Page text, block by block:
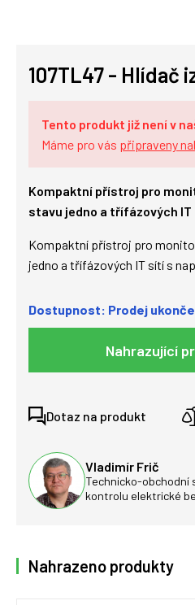
107TL47 - Hlídač
Tento produkt již není v
Máme pro vás připraveny
Kompaktní přístroj pro
stavu jedno a třífázových
Kompaktní přístroj pro
jedno a třífázových IT sítí s
Dostupnost: Prodej
Nahrazující
Dotaz na produkt
Vladimír Frič
Technicko-obchodní
kontrolu elektrické
Nahrazeno produkty